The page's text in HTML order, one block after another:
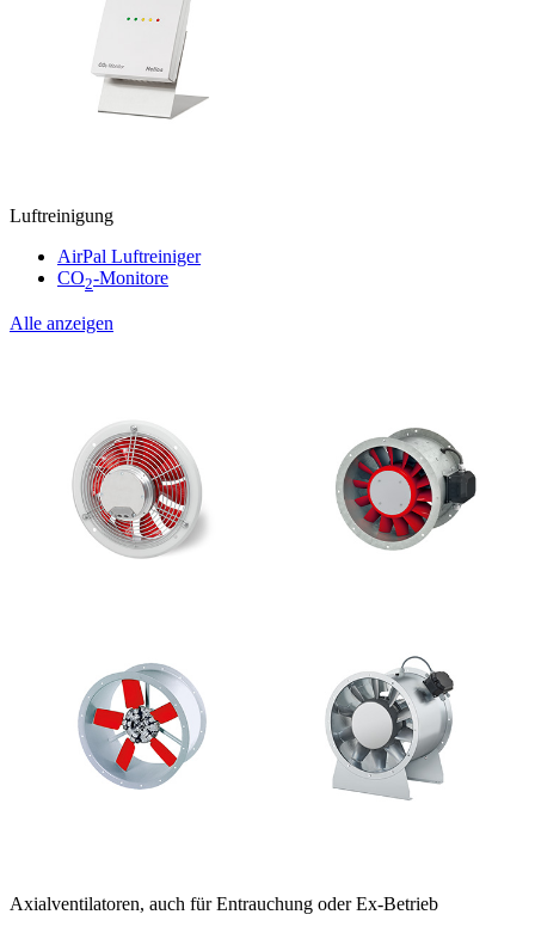
Luftreinigung
AirPal Luftreiniger
CO2-Monitore
Alle anzeigen
Axialventilatoren, auch für Entrauchung oder Ex-Betrieb